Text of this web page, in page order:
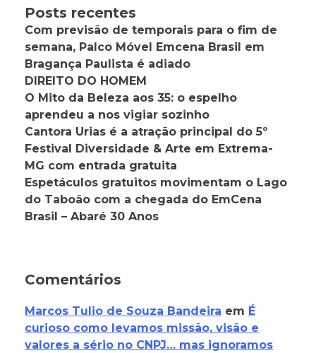
Posts recentes
Com previsão de temporais para o fim de
semana, Palco Móvel Emcena Brasil em
Bragança Paulista é adiado
DIREITO DO HOMEM
O Mito da Beleza aos 35: o espelho
aprendeu a nos vigiar sozinho
Cantora Urias é a atração principal do 5º
Festival Diversidade & Arte em Extrema-
MG com entrada gratuita
Espetáculos gratuitos movimentam o Lago
do Taboão com a chegada do EmCena
Brasil – Abaré 30 Anos
Comentários
Marcos Tulio de Souza Bandeira em É
curioso como levamos missão, visão e
valores a sério no CNPJ… mas ignoramos